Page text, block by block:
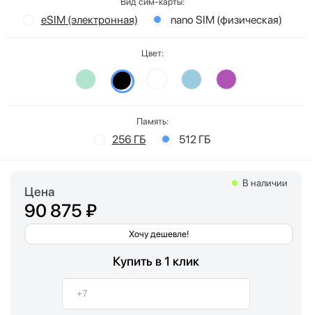
eSIM (электронная) nano SIM (физическая)
Цвет:
Память:
256 ГБ 512 ГБ
Цена
90 875 ₽
Хочу дешевле!
В наличии
Купить в 1 клик